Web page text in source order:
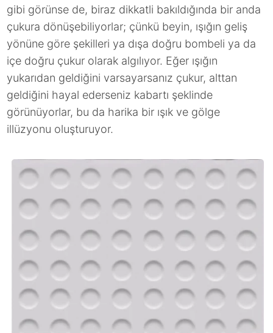
gibi görünse de, biraz dikkatli bakıldığında bir anda
çukura dönüşebiliyorlar; çünkü beyin, ışığın geliş
yönüne göre şekilleri ya dışa doğru bombeli ya da
içe doğru çukur olarak algılıyor. Eğer ışığın
yukarıdan geldiğini varsayarsanız çukur, alttan
geldiğini hayal ederseniz kabartı şeklinde
görünüyorlar, bu da harika bir ışık ve gölge
illüzyonu oluşturuyor.